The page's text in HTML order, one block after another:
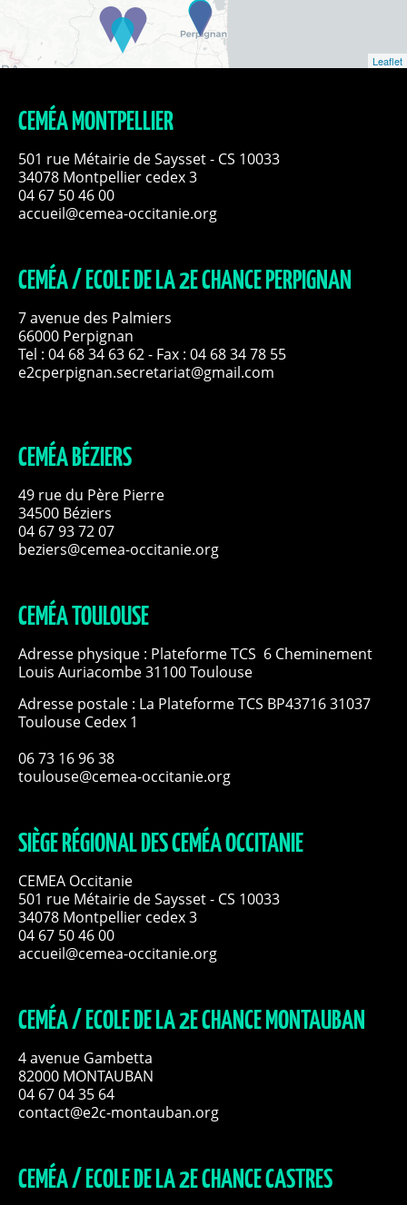
Leaflet
CEMÉA MONTPELLIER
501 rue Métairie de Saysset - CS 10033
34078 Montpellier cedex 3
04 67 50 46 00
accueil@cemea-occitanie.org
CEMÉA / ECOLE DE LA 2E CHANCE PERPIGNAN
7 avenue des Palmiers
66000 Perpignan
Tel : 04 68 34 63 62- Fax : 04 68 34 78 55
e2cperpignan.secretariat@gmail.com
CEMÉA BÉZIERS
49 rue du Père Pierre
34500 Béziers
04 67 93 72 07
beziers@cemea-occitanie.org
CEMÉA TOULOUSE
Adresse physique : Plateforme TCS 6 Cheminement
Louis Auriacombe 31100 Toulouse
Adresse postale : La Plateforme TCS BP43716 31037
Toulouse Cedex 1
06 73 16 96 38
toulouse@cemea-occitanie.org
SIÈGE RÉGIONAL DES CEMÉA OCCITANIE
CEMEA Occitanie
501 rue Métairie de Saysset - CS 10033
34078 Montpellier cedex 3
04 67 50 46 00
accueil@cemea-occitanie.org
CEMÉA / ECOLE DE LA 2E CHANCE MONTAUBAN
4 avenue Gambetta
82000 MONTAUBAN
04 67 04 35 64
contact@e2c-montauban.org
CEMÉA / ECOLE DE LA 2E CHANCE CASTRES